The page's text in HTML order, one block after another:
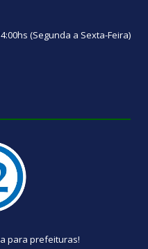
(Segunda a Sexta-Feira)
para prefeituras!